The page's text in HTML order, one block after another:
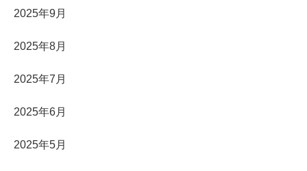
2025年9月
2025年8月
2025年7月
2025年6月
2025年5月